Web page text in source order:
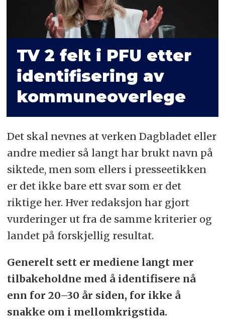
TV 2 felt i PFU etter
identifisering av
kommuneoverlege
Det skal nevnes at verken Dagbladet eller
andre medier så langt har brukt navn på
siktede, men som ellers i presseetikken
er det ikke bare ett svar som er det
riktige her. Hver redaksjon har gjort
vurderinger ut fra de samme kriterier og
landet på forskjellig resultat.
Generelt sett er mediene langt mer
tilbakeholdne med å identifisere nå
enn for 20–30 år siden, for ikke å
snakke om i mellomkrigstida.